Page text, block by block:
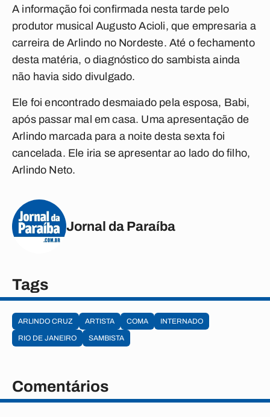
A informação foi confirmada nesta tarde pelo
produtor musical Augusto Acioli, que empresaria a
carreira de Arlindo no Nordeste. Até o fechamento
desta matéria, o diagnóstico do sambista ainda
não havia sido divulgado.
Ele foi encontrado desmaiado pela esposa, Babi,
após passar mal em casa. Uma apresentação de
Arlindo marcada para a noite desta sexta foi
cancelada. Ele iria se apresentar ao lado do filho,
Arlindo Neto.
Jornal da Paraíba
Tags
ARLINDO CRUZ ARTISTA COMA
INTERNADO
RIO DE JANEIRO
SAMBISTA
Comentários